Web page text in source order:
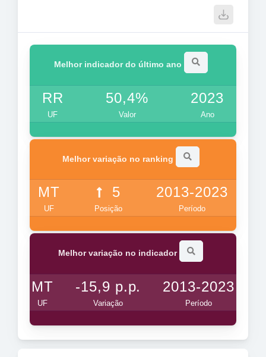
Melhor indicador do último ano
RR
UF
50,4%
Valor
2023
Ano
Melhor variação no ranking
MT
UF
5
Posição
2013-2023
Período
Melhor variação no indicador
MT
UF
-15,9 p.p.
Variação
2013-2023
Período